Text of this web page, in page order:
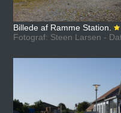
Billede af Ramme Station.
Fotograf: Steen Larsen -